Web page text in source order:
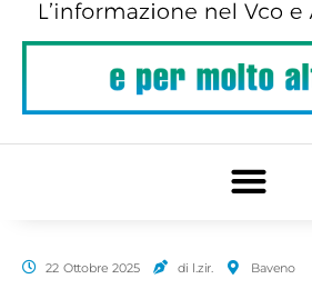
22 Ottobre 2025 di l.zir. Baveno